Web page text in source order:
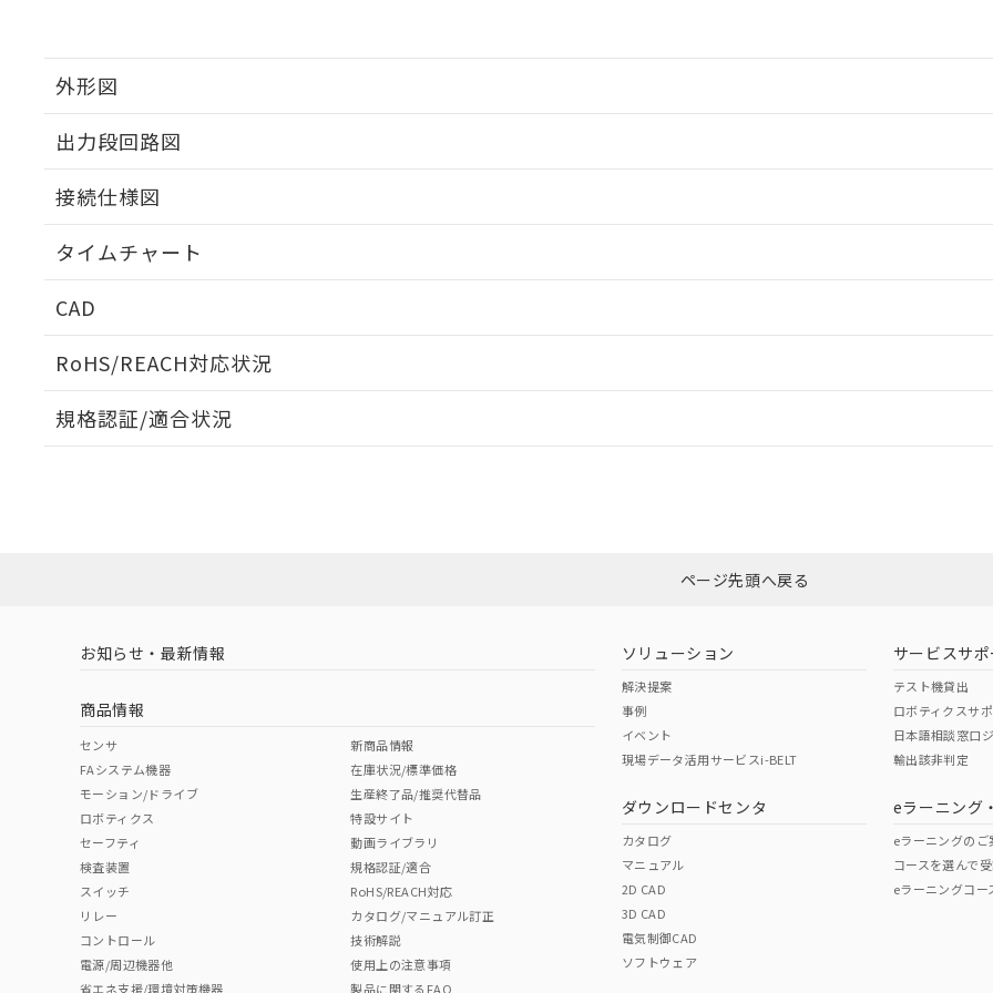
外形図
出力段回路図
接続仕様図
タイムチャート
CAD
RoHS/REACH対応状況
EU RoHS 注意事項・凡例
ダウンロードはこちら
中国 RoHS 注意事項・凡例
中国 RoHS表
Pb Hg Cr(VI)
"対応済み"や非含有の記載がされた商品であっても、流通在庫等で未対応品が混在する可能性があります。
非含有品が必要な際は、弊社営業部門もしくは販売店へお問い合わせください。
規格認証/適合状況
（イギリス
（ノルウェー
（日本
（アメリカ
この製品の規格認証/適合
その他の認証はこちらのページからご
ページ先頭へ戻る
お知らせ・最新情報
商品情報
センサ
FAシステム機器
モーション/ドライブ
ロボティクス
セーフティ
検査装置
スイッチ
リレー
コントロール
電源/周辺機器他
省エネ支援/環境対策機器
新商品情報
在庫状況/標準価格
生産終了品/推奨代替品
特設サイト
動画ライブラリ
規格認証/適合
RoHS/REACH対応
カタログ/マニュアル訂正
技術解説
使用上の注意事項
製品に関するFAQ
ソリューション
解決提案
事例
イベント
現場データ活用サービスi-BELT
ダウンロードセンタ
カタログ
マニュアル
2D CAD
3D CAD
電気制御CAD
ソフトウェア
サービスサポ
テスト機貸出
ロボティクスサ
日本語相談窓口
輸出該非判定
eラーニング
eラーニングのご
コースを選んで
eラーニングコー